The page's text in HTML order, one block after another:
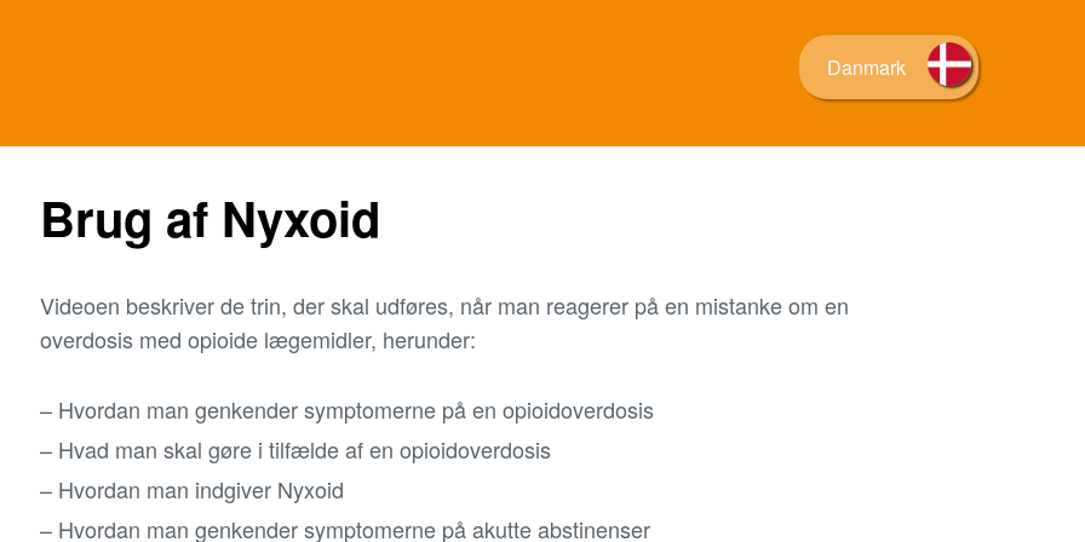
Danmark
Brug af Nyxoid
Videoen beskriver de trin, der skal udføres, når man reagerer på en mistanke om en
overdosis med opioide lægemidler, herunder:
Hvordan man genkender symptomerne på en opioidoverdosis
Hvad man skal gøre i tilfælde af en opioidoverdosis
Hvordan man indgiver Nyxoid
Hvordan man genkender symptomerne på akutte abstinenser